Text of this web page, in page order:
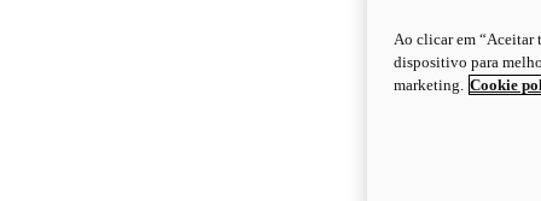
Ao clicar em “Aceitar
dispositivo para
marketing. Cookie